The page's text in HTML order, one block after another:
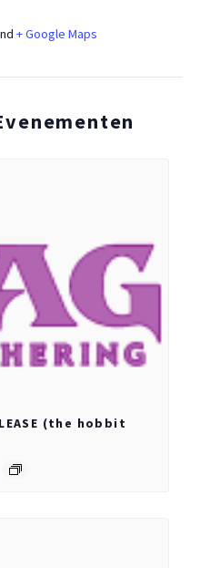
+ Google Maps
(the hobbit